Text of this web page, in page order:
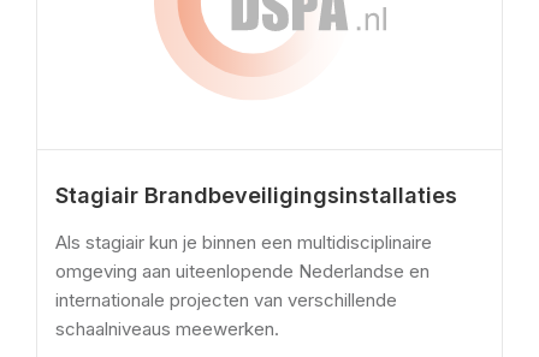
Stagiair Brandbeveiligingsinstallaties
Als stagiair kun je binnen een multidisciplinaire
omgeving aan uiteenlopende Nederlandse en
internationale projecten van verschillende
schaalniveaus meewerken.